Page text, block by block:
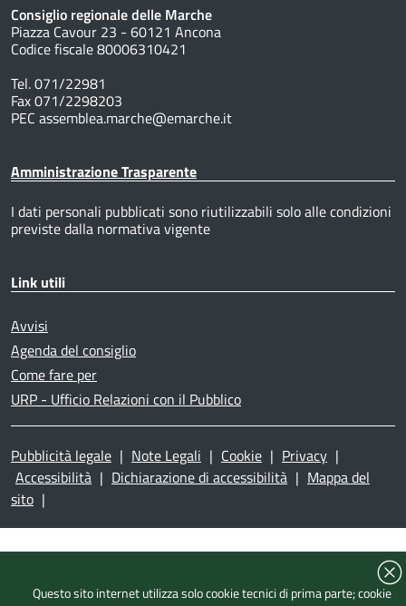
Consiglio regionale delle Marche
Piazza Cavour 23 - 60121 Ancona
Codice fiscale 80006310421
Tel. 071/22981
Fax 071/2298203
PEC assemblea.marche@emarche.it
Amministrazione Trasparente
I dati personali pubblicati sono riutilizzabili solo alle condizioni
previste dalla normativa vigente
Link utili
Avvisi
Agenda del consiglio
Come fare per
URP - Ufficio Relazioni con il Pubblico
Pubblicità legale | Note Legali | Cookie | Privacy |
Accessibilità | Dichiarazione di accessibilità | Mappa del
sito |
Questo sito internet utilizza solo cookie tecnici di prima parte; cookie